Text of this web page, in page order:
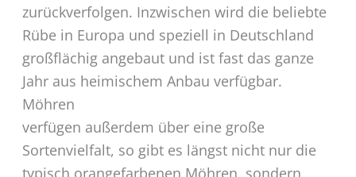
zurückverfolgen. Inzwischen wird die beliebte
Rübe in Europa und speziell in Deutschland
großflächig angebaut und ist fast das ganze
Jahr aus heimischem Anbau verfügbar.
Möhren
verfügen außerdem über eine große
Sortenvielfalt, so gibt es längst nicht nur die